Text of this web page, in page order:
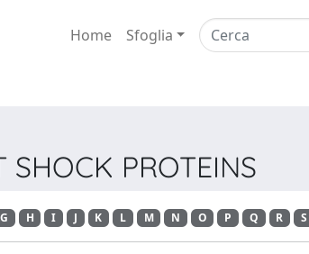
Home Sfoglia
PROTEINS
G H I J K L M N O P Q R S